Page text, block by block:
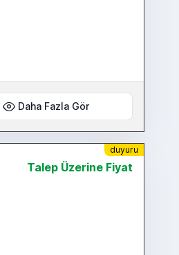
Daha Fazla Gör
duyuru
Talep Üzerine Fiyat